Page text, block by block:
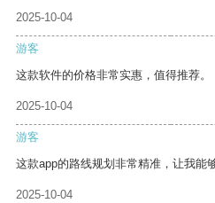
2025-10-04
游客
这款软件的价格非常实惠，值得推荐。
2025-10-04
游客
这款app的路线规划非常精准，让我能
2025-10-04